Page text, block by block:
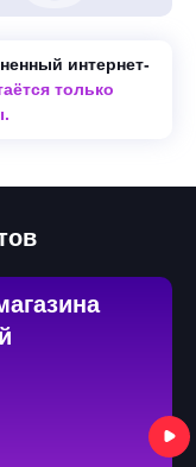
интернет-
только